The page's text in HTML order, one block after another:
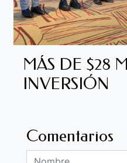
MÁS DE $28
INVERSIÓN
Comentarios